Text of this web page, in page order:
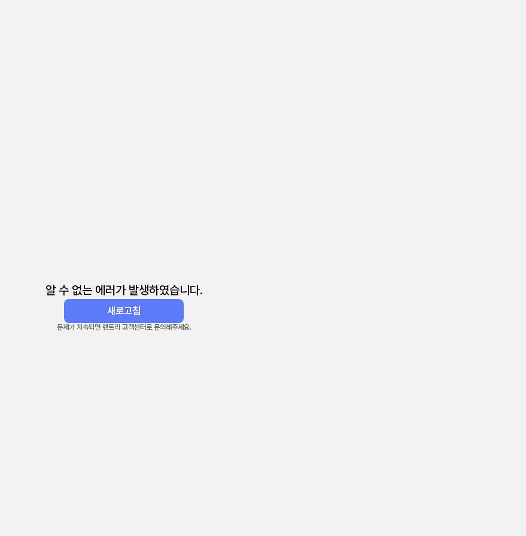
알 수 없는 에러가 발생하였습니다.
새로고침
문제가 지속되면 렌트리 고객센터로 문의해주세요.